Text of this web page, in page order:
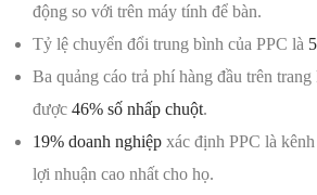
động so với trên máy tính để bàn.
Tỷ lệ chuyển đổi trung bình của PPC là
Ba quảng cáo trả phí hàng đầu trên
được 46% số nhấp chuột.
19% doanh nghiệp xác định PPC là
lợi nhuận cao nhất cho họ.